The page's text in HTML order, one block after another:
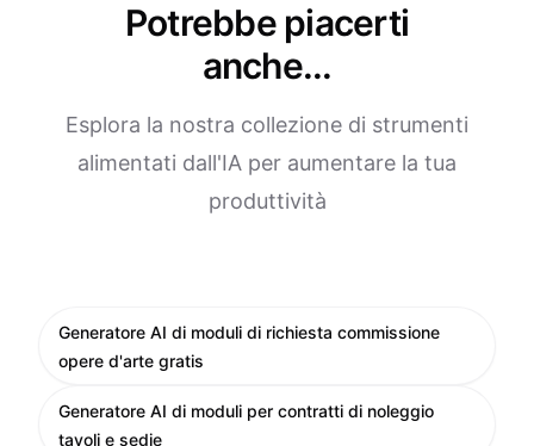
Potrebbe piacerti
anche...
Esplora la nostra collezione di strumenti
alimentati dall'IA per aumentare la tua
produttività
Generatore AI di moduli di richiesta commissione
opere d'arte gratis
Generatore AI di moduli per contratti di noleggio
tavoli e sedie